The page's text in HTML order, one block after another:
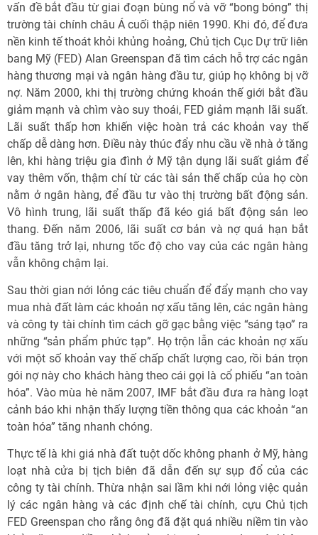
vấn đề bắt đầu từ giai đoạn bùng nổ và vỡ “bong bóng” thị
trường tài chính châu Á cuối thập niên 1990. Khi đó, để đưa
nền kinh tế thoát khỏi khủng hoảng, Chủ tịch Cục Dự trữ liên
bang Mỹ (FED) Alan Greenspan đã tìm cách hỗ trợ các ngân
hàng thương mại và ngân hàng đầu tư, giúp họ không bị vỡ
nợ. Năm 2000, khi thị trường chứng khoán thế giới bắt đầu
giảm mạnh và chìm vào suy thoái, FED giảm mạnh lãi suất.
Lãi suất thấp hơn khiến việc hoàn trả các khoản vay thế
chấp dễ dàng hơn. Điều này thúc đẩy nhu cầu về nhà ở tăng
lên, khi hàng triệu gia đình ở Mỹ tận dụng lãi suất giảm để
vay thêm vốn, thậm chí từ các tài sản thế chấp của họ còn
nằm ở ngân hàng, để đầu tư vào thị trường bất động sản.
Vô hình trung, lãi suất thấp đã kéo giá bất động sản leo
thang. Đến năm 2006, lãi suất cơ bản và nợ quá hạn bắt
đầu tăng trở lại, nhưng tốc độ cho vay của các ngân hàng
vẫn không chậm lại.
Sau thời gian nới lỏng các tiêu chuẩn để đẩy mạnh cho vay
mua nhà đất làm các khoản nợ xấu tăng lên, các ngân hàng
và công ty tài chính tìm cách gỡ gạc bằng việc “sáng tạo” ra
những “sản phẩm phức tạp”. Họ trộn lẫn các khoản nợ xấu
với một số khoản vay thế chấp chất lượng cao, rồi bán trọn
gói nợ này cho khách hàng theo cái gọi là cổ phiếu “an toàn
hóa”. Vào mùa hè năm 2007, IMF bắt đầu đưa ra hàng loạt
cảnh báo khi nhận thấy lượng tiền thông qua các khoản “an
toàn hóa” tăng nhanh chóng.
Thực tế là khi giá nhà đất tuột dốc không phanh ở Mỹ, hàng
loạt nhà cửa bị tịch biên đã dẫn đến sự sụp đổ của các
công ty tài chính. Thừa nhận sai lầm khi nới lỏng việc quản
lý các ngân hàng và các định chế tài chính, cựu Chủ tịch
FED Greenspan cho rằng ông đã đặt quá nhiều niềm tin vào